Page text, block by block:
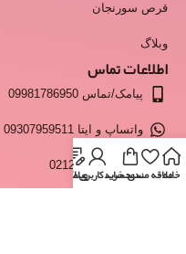
قرص سورنجان
وبلاگ
اطلاعات تماس
پیامک/تماس 09981786950
واتساپ و ایتا 09307959511
انبار 02128428537 خانهعلاقه مندیسبد خرید
حساب کاربری من
وبلاگ